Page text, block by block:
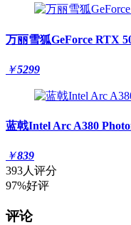
万丽雪狐GeForce RTX
￥5299
蓝戟Intel Arc A380
￥839
393人评分
97%好评
评论